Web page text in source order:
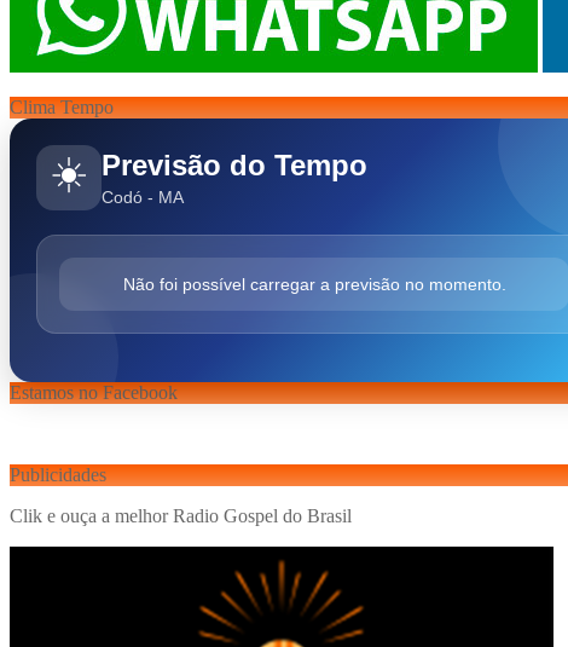
Clima Tempo
☀️ Previsão do Tempo
Codó - MA
Não foi possível carregar a previsão no momento.
Estamos no Facebook
Publicidades
Clik e ouça a melhor Radio Gospel do Brasil